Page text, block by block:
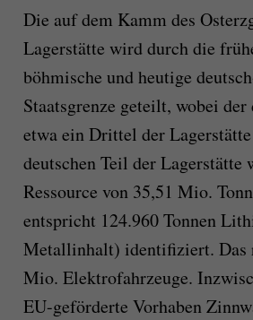
Die auf dem Kamm des
Lagerstätte wird durch die
böhmische und heutige
Staatsgrenze geteilt, wobei der
etwa ein Drittel der
deutschen Teil der Lagerstätte
Ressource von 35,51 Mio.
entspricht 124.960 Tonnen
Metallinhalt) identifiziert. Das
Mio. Elektrofahrzeuge.
EU-geförderte Vorhaben